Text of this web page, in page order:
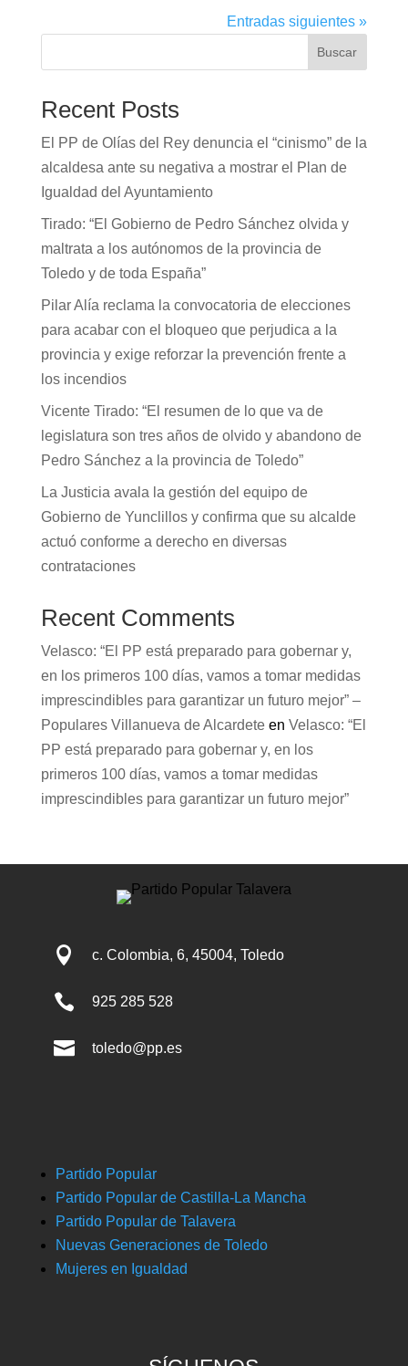
Entradas siguientes »
Buscar
Recent Posts
El PP de Olías del Rey denuncia el “cinismo” de la
alcaldesa ante su negativa a mostrar el Plan de
Igualdad del Ayuntamiento
Tirado: “El Gobierno de Pedro Sánchez olvida y
maltrata a los autónomos de la provincia de
Toledo y de toda España”
Pilar Alía reclama la convocatoria de elecciones
para acabar con el bloqueo que perjudica a la
provincia y exige reforzar la prevención frente a
los incendios
Vicente Tirado: “El resumen de lo que va de
legislatura son tres años de olvido y abandono de
Pedro Sánchez a la provincia de Toledo”
La Justicia avala la gestión del equipo de
Gobierno de Yunclillos y confirma que su alcalde
actuó conforme a derecho en diversas
contrataciones
Recent Comments
Velasco: “El PP está preparado para gobernar y,
en los primeros 100 días, vamos a tomar medidas
imprescindibles para garantizar un futuro mejor” –
Populares Villanueva de Alcardeteen Velasco: “El
PP está preparado para gobernar y, en los
primeros 100 días, vamos a tomar medidas
imprescindibles para garantizar un futuro mejor”
 c. Colombia, 6, 45004, Toledo
 925 285 528
 toledo@pp.es
Partido Popular
Partido Popular de Castilla-La Mancha
Partido Popular de Talavera
Nuevas Generaciones de Toledo
Mujeres en Igualdad